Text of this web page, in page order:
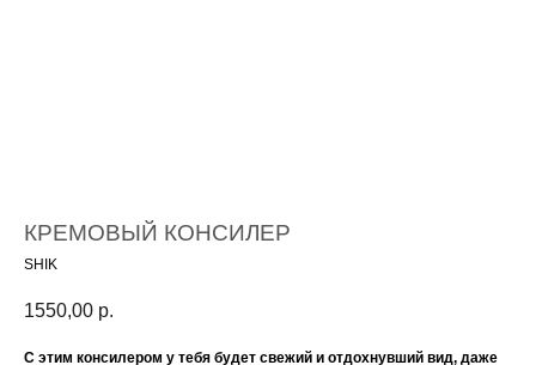
КРЕМОВЫЙ КОНСИЛЕР
SHIK
1550,00 р.
С этим консилером у тебя будет свежий и отдохнувший вид, даже